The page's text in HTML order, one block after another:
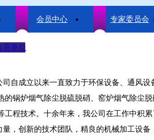
会员中心 专家委员会
员单位
自成立以来一直致力于环保设备、通风
的锅炉烟气除尘脱硫脱硝、窑炉烟气除尘
工程技术。十余年来，我公司在工作中积累
，创新的技术团队，精良的机械加工设